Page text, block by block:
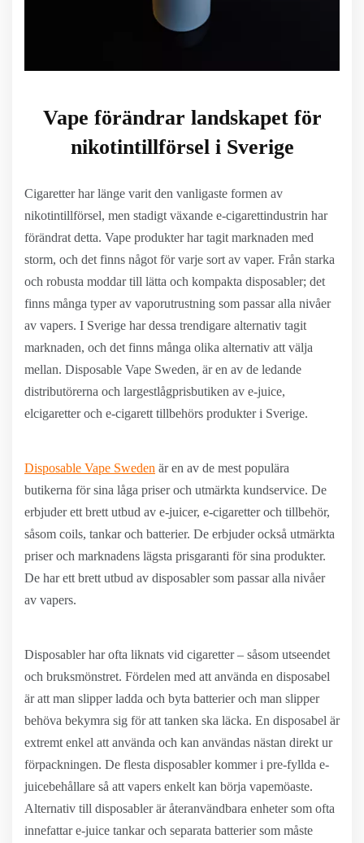
Vape förändrar landskapet för
nikotintillförsel i Sverige
Cigaretter har länge varit den vanligaste formen av
nikotintillförsel, men stadigt växande e-cigarettindustrin har
förändrat detta. Vape produkter har tagit marknaden med
storm, och det finns något för varje sort av vaper. Från starka
och robusta moddar till lätta och kompakta disposabler; det
finns många typer av vaporutrustning som passar alla nivåer
av vapers. I Sverige har dessa trendigare alternativ tagit
marknaden, och det finns många olika alternativ att välja
mellan. Disposable Vape Sweden, är en av de ledande
distributörerna och largestlågprisbutiken av e-juice,
elcigaretter och e-cigarett tillbehörs produkter i Sverige.
Disposable Vape Sweden är en av de mest populära
butikerna för sina låga priser och utmärkta kundservice. De
erbjuder ett brett utbud av e-juicer, e-cigaretter och tillbehör,
såsom coils, tankar och batterier. De erbjuder också utmärkta
priser och marknadens lägsta prisgaranti för sina produkter.
De har ett brett utbud av disposabler som passar alla nivåer
av vapers.
Disposabler har ofta liknats vid cigaretter – såsom utseendet
och bruksmönstret. Fördelen med att använda en disposabel
är att man slipper ladda och byta batterier och man slipper
behöva bekymra sig för att tanken ska läcka. En disposabel är
extremt enkel att använda och kan användas nästan direkt ur
förpackningen. De flesta disposabler kommer i pre-fyllda e-
juicebehållare så att vapers enkelt kan börja vapemöaste.
Alternativ till disposabler är återanvändbara enheter som ofta
innefattar e-juice tankar och separata batterier som måste